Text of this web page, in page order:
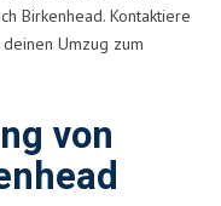
Birkenhead. Kontaktiere
Umzug zum
von